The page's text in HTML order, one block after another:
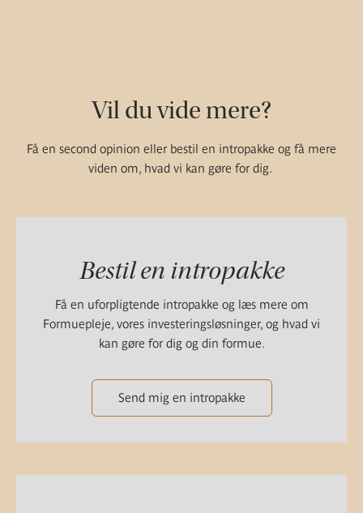
Vil du vide mere?
Få en second opinion eller bestil en intropakke og få mere
viden om, hvad vi kan gøre for dig.
Bestil en intropakke
Få en uforpligtende intropakke og læs mere om
Formuepleje, vores investeringsløsninger, og hvad vi
kan gøre for dig og din formue.
Send mig en intropakke